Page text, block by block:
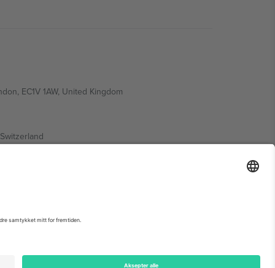
EC1V 1AW, United Kingdom